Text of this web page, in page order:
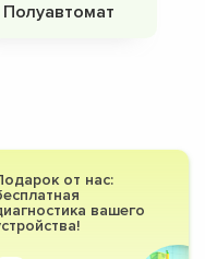
Полуавтомат
от нас:
вашего